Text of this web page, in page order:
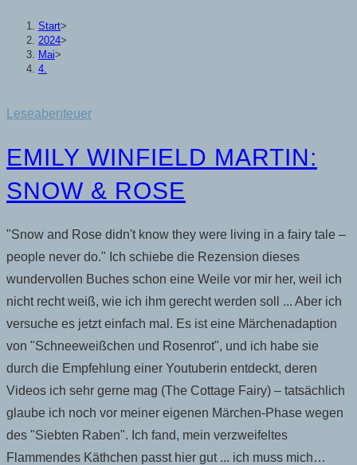
Start>
2024>
Mai>
4.
Leseabenteuer
EMILY WINFIELD MARTIN:
SNOW & ROSE
"Snow and Rose didn't know they were living in a fairy tale –
people never do." Ich schiebe die Rezension dieses
wundervollen Buches schon eine Weile vor mir her, weil ich
nicht recht weiß, wie ich ihm gerecht werden soll ... Aber ich
versuche es jetzt einfach mal. Es ist eine Märchenadaption
von "Schneeweißchen und Rosenrot", und ich habe sie
durch die Empfehlung einer Youtuberin entdeckt, deren
Videos ich sehr gerne mag (The Cottage Fairy) – tatsächlich
glaube ich noch vor meiner eigenen Märchen-Phase wegen
des "Siebten Raben". Ich fand, mein verzweifeltes
Flammendes Käthchen passt hier gut ... ich muss mich…